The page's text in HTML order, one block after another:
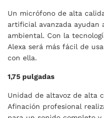
Un micrófono de alta
artificial avanzada
ambiental. Con la
Alexa será más fácil de
con ella.
1,75 pulgadas
Unidad de altavoz de alta
Afinación profesional